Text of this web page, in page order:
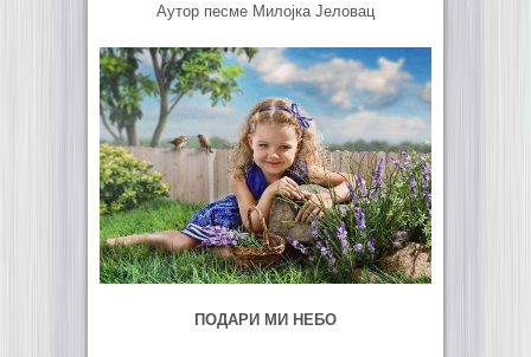
Аутор песме Милојка Јеловац
ПОДАРИ МИ НЕБО